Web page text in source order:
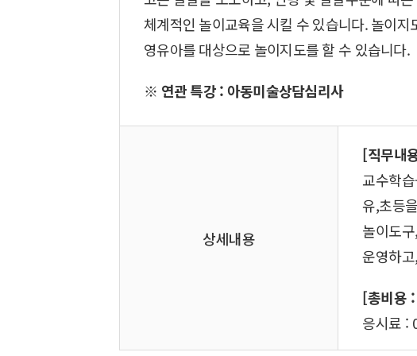
체계적인 놀이교육을 시킬 수 있습니다. 놀이
영유아를 대상으로 놀이지도를 할 수 있습니다.
※ 연관 특강 : 아동미술상담심리사
상세내용
[직무내
교수학
유,초등
놀이도
운영하
[총비용
응시료 :